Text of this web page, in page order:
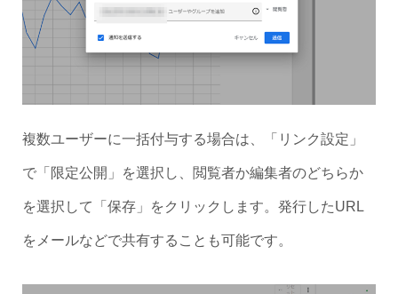
複数ユーザーに一括付与する場合は、「リンク設定」
で「限定公開」を選択し、閲覧者か編集者のどちらか
を選択して「保存」をクリックします。発行したURL
をメールなどで共有することも可能です。